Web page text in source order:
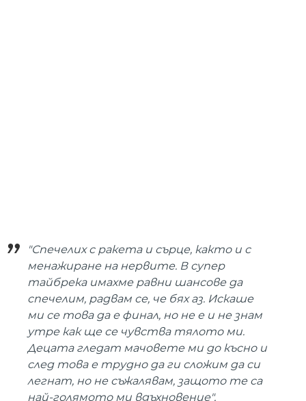
"Спечелих с ракета и сърце, както и с
менажиране на нервите. В супер
тайбрека имахме равни шансове да
спечелим, радвам се, че бях аз. Искаше
ми се това да е финал, но не е и не знам
утре как ще се чувства тялото ми.
Децата гледат мачовете ми до късно и
след това е трудно да ги сложим да си
легнат, но не съжалявам, защото те са
най-голямото ми вдъхновение",